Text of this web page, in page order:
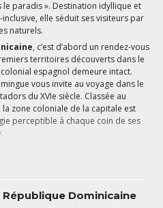
paradis ». Destination idyllique et
elle séduit ses visiteurs par
naturels.
, c’est d’abord un rendez-vous
territoires découverts dans le
espagnol demeure intact.
vous invite au voyage dans le
du XVIe siècle. Classée au
la zone coloniale de la capitale est
perceptible à chaque coin de ses
c’est aussi partir à la découverte
côtes ourlées de sable blanc et de
les voyageurs en quête de farniente,
République Dominicaine